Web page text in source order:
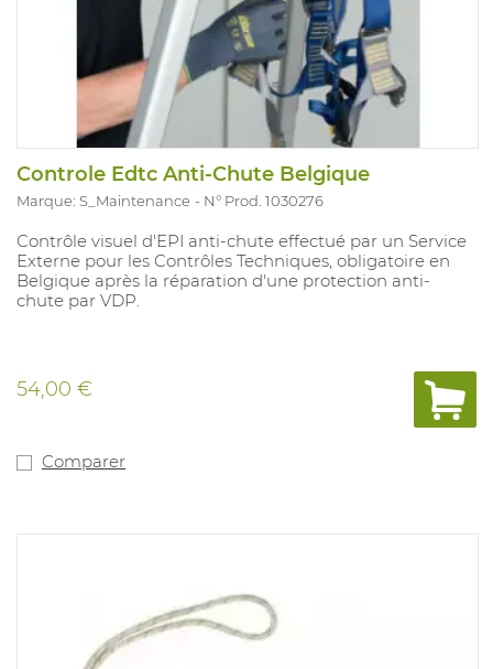
Controle Edtc Anti-Chute Belgique
Marque: S_Maintenance N° Prod. 1030276
Contrôle visuel d'EPI anti-chute effectué par un Service
Externe pour les Contrôles Techniques, obligatoire en
Belgique après la réparation d'une protection anti-
chute par VDP.
54,00 €
Comparer